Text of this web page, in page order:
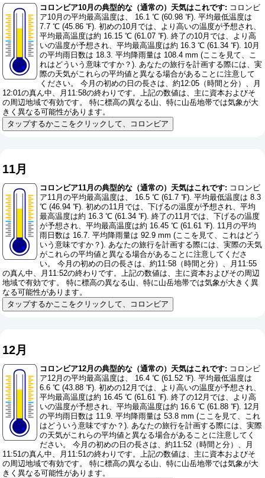
コロンビア10月の典型的な（通常の）天気はこれです: コロンビ
ア10月の平均最高温度は、 16.1 ℃ (60.98 ℉). 平均最低温度は
7.7 ℃ (45.86 ℉). 初めの10月では、より高いの温度が予想され、
平均最高温度は約 16.15 ℃ (61.07 ℉). 終了の10月では、より高
いの温度が予想され、平均最高温度は約 16.3 ℃ (61.34 ℉). 10月
の平均雨日数は 18.3. 平均降雨量は 108.4 mm (ここを見て、こ
れはどういう意味ですか？). あなたの旅行を計画する際には、実
際の天気がこれらの平均値と異なる場合があることに注意して
ください。 今月の初めの日の長さは、約12:05（時間と分）、月
12:01の真ん中、月11:58の終わりです。上記の数値は、主に資本およびそ
の周辺地域で有効です。 特に標高の異なる山、特に山岳地帯では気象が大
きく異なる可能性があります。
タップするかここをクリックして、コロンビア
11月
コロンビア11月の典型的な（通常の）天気はこれです: コロンビ
ア11月の平均最高温度は、 16.5 ℃ (61.7 ℉). 平均最低温度は 8.3
℃ (46.94 ℉). 初めの11月では、下げるの温度が予想され、平均
最高温度は約 16.3 ℃ (61.34 ℉). 終了の11月では、下げるの温度
が予想され、平均最高温度は約 16.45 ℃ (61.61 ℉). 11月の平均
雨日数は 16.7. 平均降雨量は 92.9 mm (ここを見て、これはどう
いう意味ですか？). あなたの旅行を計画する際には、実際の天気
がこれらの平均値と異なる場合があることに注意してくださ
い。 今月の初めの日の長さは、約11:58（時間と分）、月11:55
の真ん中、月11:52の終わりです。上記の数値は、主に資本およびその周辺
地域で有効です。 特に標高の異なる山、特に山岳地帯では気象が大きく異
なる可能性があります。
タップするかここをクリックして、コロンビア
12月
コロンビア12月の典型的な（通常の）天気はこれです: コロンビ
ア12月の平均最高温度は、 16.4 ℃ (61.52 ℉). 平均最低温度は
6.6 ℃ (43.88 ℉). 初めの12月では、より高いの温度が予想され、
平均最高温度は約 16.45 ℃ (61.61 ℉). 終了の12月では、より高
いの温度が予想され、平均最高温度は約 16.6 ℃ (61.88 ℉). 12月
の平均雨日数は 11.9. 平均降雨量は 53.8 mm ( ここを見て、これ
はどういう意味ですか？). あなたの旅行を計画する際には、実際
の天気がこれらの平均値と異なる場合があることに注意してく
ださい。 今月の初めの日の長さは、約11:52（時間と分）、月
11:51の真ん中、月11:51の終わりです。上記の数値は、主に資本およびそ
の周辺地域で有効です。 特に標高の異なる山、特に山岳地帯では気象が大
きく異なる可能性があります。